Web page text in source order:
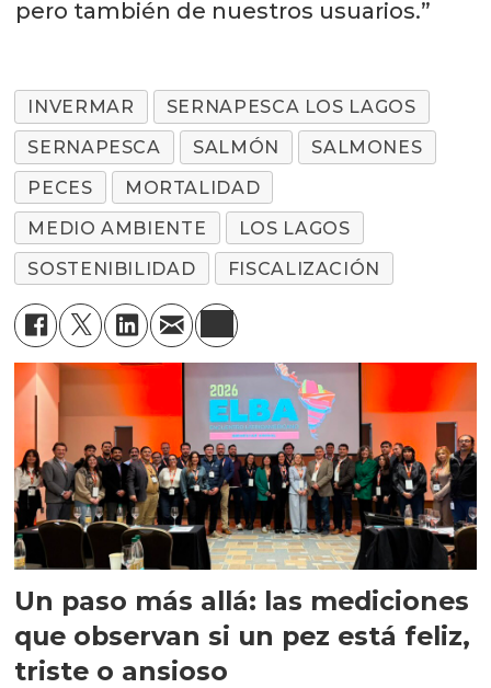
pero también de nuestros usuarios.”
INVERMAR
SERNAPESCA LOS LAGOS
SERNAPESCA
SALMÓN
SALMONES
PECES
MORTALIDAD
MEDIO AMBIENTE
LOS LAGOS
SOSTENIBILIDAD
FISCALIZACIÓN
Un paso más allá: las mediciones
que observan si un pez está feliz,
triste o ansioso